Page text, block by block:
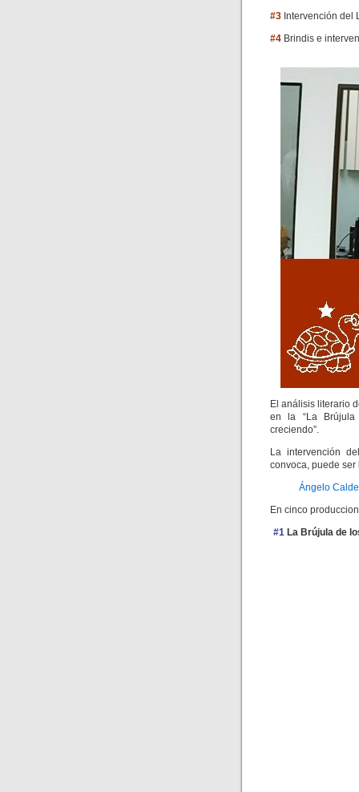
#3 Intervención del
#4 Brindis e
El análisis literario
en la “La Brújula
creciendo”.
La intervención
convoca, puede
Ángelo
En cinco
#1 La Brújula de